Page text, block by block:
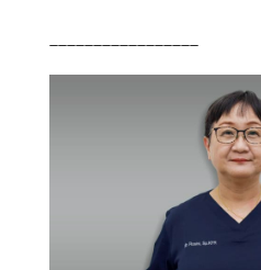
_________________